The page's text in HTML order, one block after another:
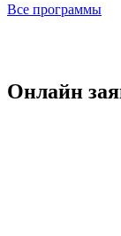
Все программы
Онлайн